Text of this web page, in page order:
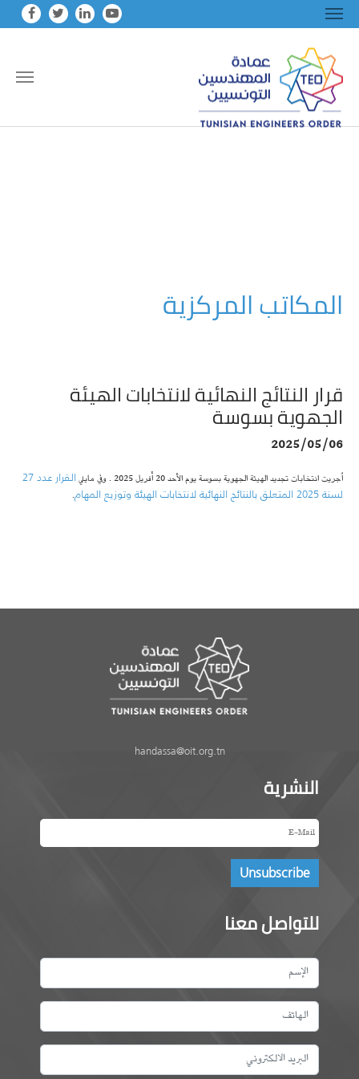
المكاتب المركزية
قرار النتائج النهائية لانتخابات الهيئة
الجهوية بسوسة
2025/05/06
اُجريت انتخابات تجديد الهيئة الجهوية بسوسة يوم الأحد 20 أفريل 2025 . وفي مايلي
القرار عدد 27
لسنة 2025 المتعلق بالنتائج النهائية لانتخابات الهيئة وتوزيع المهام
.
handassa@oit.org.tn
النشرية
للتواصل معنا